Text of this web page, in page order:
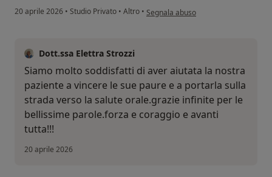
20 aprile 2026 • Studio Privato • Altro • secondo l'opinione dell'utente Irene.b
Segnala abuso
Dott.ssa Elettra Strozzi
Siamo molto soddisfatti di aver aiutata la nostra
paziente a vincere le sue paure e a portarla sulla
strada verso la salute orale.grazie infinite per le
bellissime parole.forza e coraggio e avanti
tutta!!!
20 aprile 2026